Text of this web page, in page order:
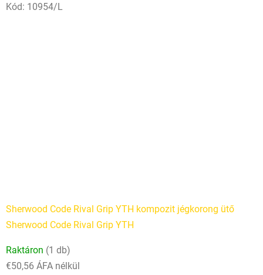
Kód: 10954/L
Sherwood Code Rival Grip YTH kompozit jégkorong ütő
Sherwood Code Rival Grip YTH
Raktáron (1 db)
€50,56 ÁFA nélkül